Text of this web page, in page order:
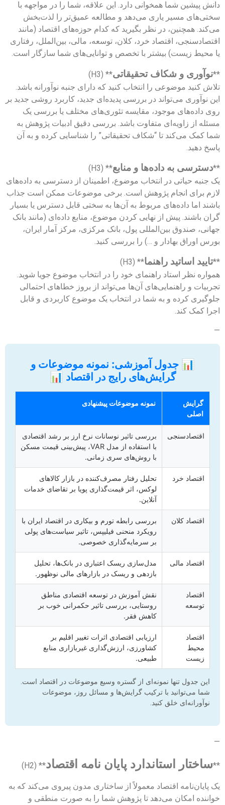
دانش پیشین شما همخوانی دارد. این علاقه، شما را در مواجهه با
سختی‌های مسیر یاری می‌دهد و مطالعه عمیق‌تر را لذت‌بخش
می‌کند. همچنین، در نظر بگیرید که کدام حوزه‌های اقتصاد (مانند
اقتصادسنجی، اقتصاد خرد، کلان، توسعه، مالی، بین‌الملل، رفتاری
یا محیط زیست) بیشتر با تخصص و توانایی‌های شما سازگار است.
**نوآوری و شکاف تحقیقاتی** (H3)
تلاش کنید موضوعی را انتخاب کنید که دارای جنبه نوآورانه باشد.
این نوآوری می‌تواند در بررسی پدیده‌ای جدید، کاربرد روشی جدید بر
روی داده‌های موجود، مقایسه تئوری‌های مختلف یا بررسی یک
مسئله از زاویه‌ای متفاوت باشد. بررسی دقیق ادبیات پژوهش به
شما کمک می‌کند تا “شکاف تحقیقاتی” را شناسایی کرده و به آن
پاسخ دهید.
**دسترسی به داده‌ها و منابع** (H3)
یک جنبه حیاتی در انتخاب موضوع، اطمینان از دسترسی به داده‌های
لازم برای انجام پژوهش است. برخی موضوعات ممکن است جذاب
باشند اما داده‌های مربوط به آن‌ها به سختی قابل دسترس یا بسیار
گران باشند. پیش از نهایی کردن موضوع، منابع داده‌ای (مانند بانک
جهانی، صندوق بین‌المللی پول، بانک مرکزی، مرکز آمار ایران،
بورس اوراق بهادار و …) را بررسی کنید.
**تایید اساتید راهنما** (H3)
همواره نظر استاد راهنمای خود را در انتخاب موضوع جویا شوید.
تجربیات و راهنمایی‌های آن‌ها می‌تواند از بروز خطاهای احتمالی
جلوگیری کرده و به شما در انتخاب یک موضوع کاربردی و قابل
اجرا کمک کند.
—
📊 جدول آموزشی: نمونه موضوعات و
گرایش‌های رایج در اقتصاد 📊
گرایش
اصلی
نمونه موضوعات پیشنهادی
اقتصادسنجی
بررسی تاثیر نوسانات نرخ ارز بر رشد اقتصادی
با استفاده از مدل VAR، پیش‌بینی قیمت مسکن
با روش‌های سری زمانی.
اقتصاد خرد
تحلیل رفتار مصرف‌کننده در بازار کالاهای
لوکس، اثر قیمت‌گذاری پویا بر تقاضای خدمات
آنلاین.
اقتصاد کلان
بررسی رابطه تورم و بیکاری در اقتصاد ایران با
رویکرد منحنی فیلیپس، تاثیر سیاست‌های پولی
بر سرمایه‌گذاری خصوصی.
اقتصاد مالی
مدل‌سازی ریسک اعتباری در بانک‌ها، تحلیل
بازدهی و ریسک در بازارهای مالی نوظهور.
اقتصاد
توسعه
نقش آموزش در توسعه اقتصادی مناطق
روستایی، بررسی تاثیر حکمرانی خوب بر
کاهش فقر.
اقتصاد
محیط
زیست
ارزیابی اقتصادی اثرات تغییر اقلیم بر
کشاورزی، ارزش‌گذاری غیربازاری منابع
طبیعی.
این جدول تنها نمونه‌ای از گستره وسیع موضوعات در اقتصاد است.
شما می‌توانید با ترکیب گرایش‌ها و مسائل روز، موضوعات
نوآورانه‌ای خلق کنید.
—
**ساختار استاندارد پایان نامه اقتصاد** (H2)
یک پایان‌نامه اقتصاد معمولاً از ساختاری مدون پیروی می‌کند که به
خواننده امکان می‌دهد تا پژوهش شما را به صورت منطقی و